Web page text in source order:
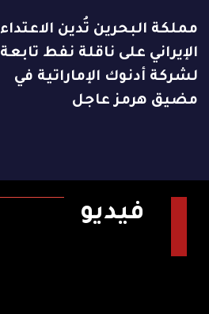
مملكة البحرين تُدين الاعتداء
الإيراني على ناقلة نفط تابعة
لشركة أدنوك الإماراتية في
مضيق هرمز عاجل
فيديو